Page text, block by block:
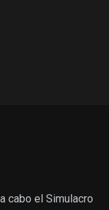
cabo el Simulacro